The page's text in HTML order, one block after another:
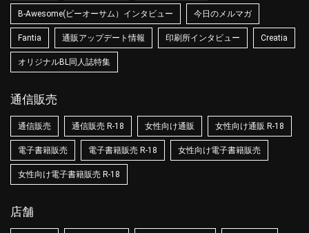
B-Awesome(ビーオーサム）インタビュー 今日のメルマガ
Fantia 通販アップデート情報 印刷所インタビュー Creatia
オリジナルBL同人誌特集
通信販売
通信販売 通信販売 R-18 女性向け通販 女性向け通販 R-18
電子書籍販売 電子書籍販売 R-18 女性向け電子書籍販売
女性向け電子書籍販売 R-18
店舗